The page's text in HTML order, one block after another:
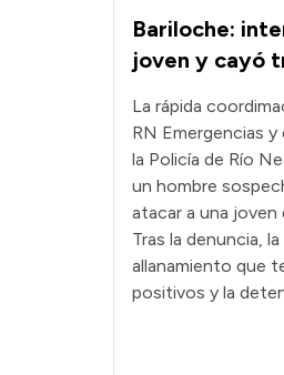
Bariloche:
joven y cayó
La rápida
RN Emergencias
la Policía de Río
un hombre
atacar a una joven
Tras la denuncia,
allanamiento que
positivos y la